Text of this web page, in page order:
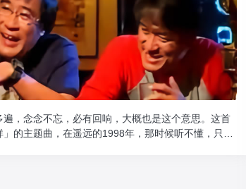
，念念不忘，必有回响，大概也是这个意思。这首
的主题曲，在遥远的1998年，那时候听不懂，只觉